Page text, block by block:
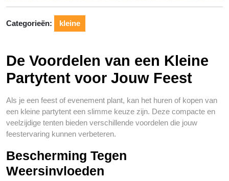
Categorieën: kleine
De Voordelen van een Kleine
Partytent voor Jouw Feest
Als je een feest of evenement plant, kan het huren of kopen van
een kleine partytent een slimme keuze zijn. Deze compacte en
veelzijdige tenten bieden verschillende voordelen die jouw
feestervaring kunnen verbeteren.
Bescherming Tegen
Weersinvloeden